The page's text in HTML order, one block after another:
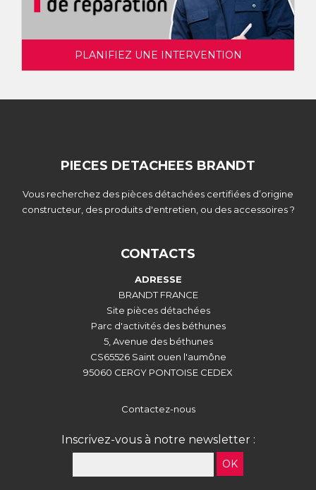
PLANIFIEZ UNE INTERVENTION
PIECES DETACHEES BRANDT
Vous recherchez des pièces détachées certifiées d’origine
constructeur, des produits d'entretien, ou des accessoires ?
CONTACTS
ADRESSE
BRANDT FRANCE
Site pièces détachées
Parc d'activités des béthunes
5, Avenue des béthunes
CS65526 Saint ouen l'aumône
95060 CERGY PONTOISE CEDEX
Contactez-nous
Inscrivez-vous à notre newsletter :
OK